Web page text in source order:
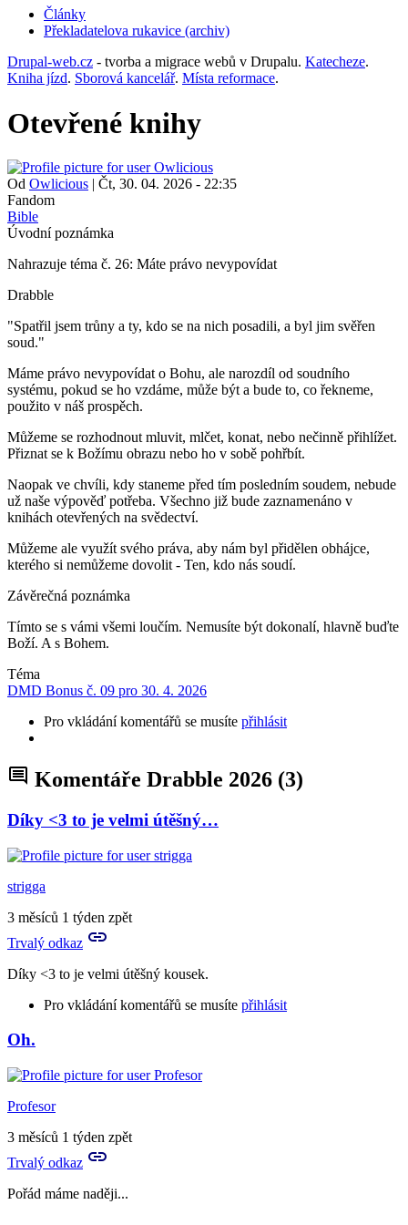
Články
Překladatelova rukavice (archiv)
new
tab)
Drupal-web.cz - tvorba a migrace webů v Drupalu. Katecheze.
Kniha jízd. Sborová kancelář. Místa reformace.
Otevřené knihy
Od Owlicious | Čt, 30. 04. 2026 - 22:35
Fandom
Bible
Úvodní poznámka
Nahrazuje téma č. 26: Máte právo nevypovídat
Drabble
"Spatřil jsem trůny a ty, kdo se na nich posadili, a byl jim svěřen
soud."
Máme právo nevypovídat o Bohu, ale narozdíl od soudního
systému, pokud se ho vzdáme, může být a bude to, co řekneme,
použito v náš prospěch.
Můžeme se rozhodnout mluvit, mlčet, konat, nebo nečinně přihlížet.
Přiznat se k Božímu obrazu nebo ho v sobě pohřbít.
Naopak ve chvíli, kdy staneme před tím posledním soudem, nebude
už naše výpověď potřeba. Všechno již bude zaznamenáno v
knihách otevřených na svědectví.
Můžeme ale využít svého práva, aby nám byl přidělen obhájce,
kterého si nemůžeme dovolit - Ten, kdo nás soudí.
Závěrečná poznámka
Tímto se s vámi všemi loučím. Nemusíte být dokonalí, hlavně buďte
Boží. A s Bohem.
Téma
DMD Bonus č. 09 pro 30. 4. 2026
Pro vkládání komentářů se musíte přihlásit
Komentáře Drabble 2026 (3)
Díky <3 to je velmi útěšný…
strigga
3 měsíců 1 týden zpět
Trvalý odkaz
Díky <3 to je velmi útěšný kousek.
Pro vkládání komentářů se musíte přihlásit
Oh.
Profesor
3 měsíců 1 týden zpět
Trvalý odkaz
Pořád máme naději...